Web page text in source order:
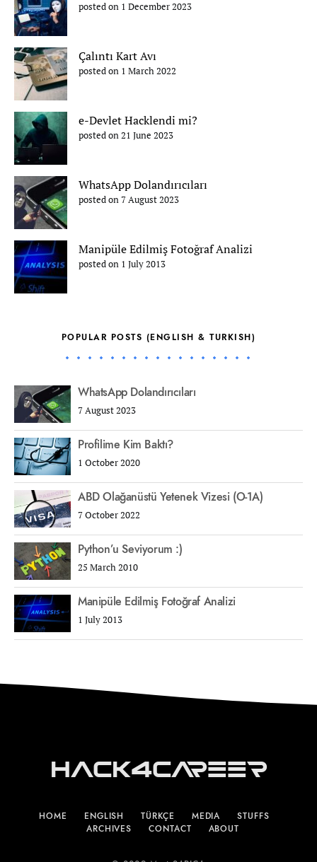
posted on 1 December 2023
Çalıntı Kart Avı
posted on 1 March 2022
e-Devlet Hacklendi mi?
posted on 21 June 2023
WhatsApp Dolandırıcıları
posted on 7 August 2023
Manipüle Edilmiş Fotoğraf Analizi
posted on 1 July 2013
POPULAR POSTS (ENGLISH & TURKISH)
WhatsApp Dolandırıcıları
7 August 2023
Profilime Kim Baktı?
1 October 2020
ABD Olağanüstü Yetenek Vizesi (O-1A)
7 October 2022
Python’u Seviyorum :)
25 March 2010
Manipüle Edilmiş Fotoğraf Analizi
1 July 2013
Hack4Career
HOME ENGLISH TÜRKÇE MEDIA
STUFFS
ARCHIVES
CONTACT ABOUT